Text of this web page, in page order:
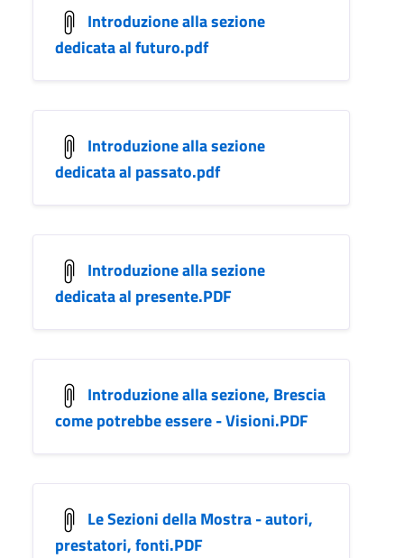
Introduzione alla sezione
dedicata al futuro.pdf
Introduzione alla sezione
dedicata al passato.pdf
Introduzione alla sezione
dedicata al presente.PDF
Introduzione alla sezione, Brescia
come potrebbe essere - Visioni.PDF
Le Sezioni della Mostra - autori,
prestatori, fonti.PDF